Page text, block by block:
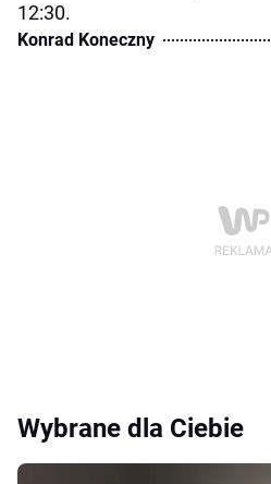
12:30.
Konrad Koneczny
Wybrane dla Ciebie